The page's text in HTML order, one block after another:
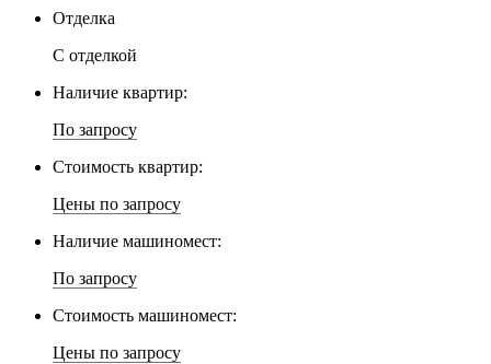
Отделка
С отделкой
Наличие квартир:
По запросу
Стоимость квартир:
Цены по запросу
Наличие машиномест:
По запросу
Стоимость машиномест:
Цены по запросу